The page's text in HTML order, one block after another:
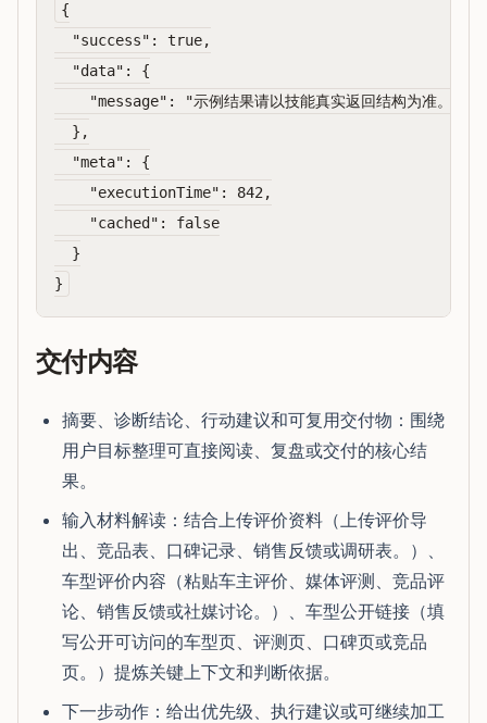
{
  "success": true,
  "data": {
    "message": "示例结果请以技能真实返回结构为准。"
  },
  "meta": {
    "executionTime": 842,
    "cached": false
  }
交付内容
摘要、诊断结论、行动建议和可复用交付物：围绕
用户目标整理可直接阅读、复盘或交付的核心结
果。
输入材料解读：结合上传评价资料（上传评价导
出、竞品表、口碑记录、销售反馈或调研表。）、
车型评价内容（粘贴车主评价、媒体评测、竞品评
论、销售反馈或社媒讨论。）、车型公开链接（填
写公开可访问的车型页、评测页、口碑页或竞品
页。）提炼关键上下文和判断依据。
下一步动作：给出优先级、执行建议或可继续加工